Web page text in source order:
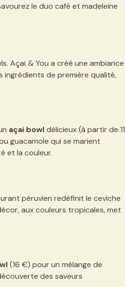
le duo café et madeleine
Açaï & You a créé une ambiance
ingrédients de première qualité,
açai bowldélicieux (à partir de 11
guacamole qui se marient
et la couleur.
péruvien redéfinit le ceviche
aux couleurs tropicales, met
(16 €) pour un mélange de
des saveurs